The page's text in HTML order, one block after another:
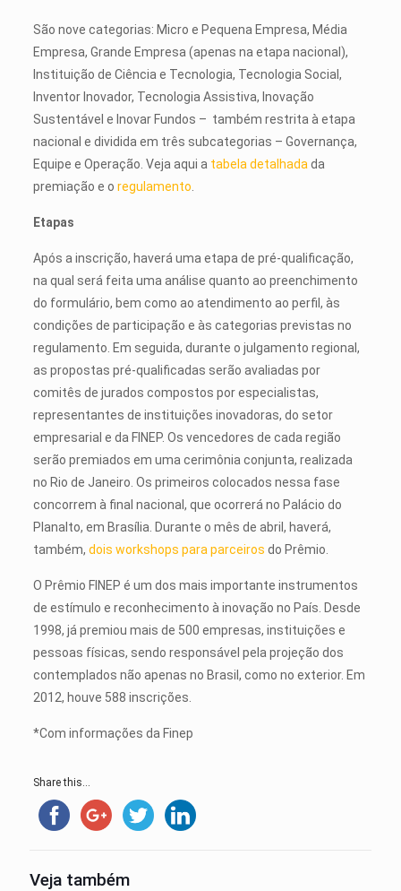
São nove categorias: Micro e Pequena Empresa, Média
Empresa, Grande Empresa (apenas na etapa nacional),
Instituição de Ciência e Tecnologia, Tecnologia Social,
Inventor Inovador, Tecnologia Assistiva, Inovação
Sustentável e Inovar Fundos – também restrita à etapa
nacional e dividida em três subcategorias – Governança,
Equipe e Operação. Veja aqui a tabela detalhada da
premiação e o regulamento
Etapas
Após a inscrição, haverá uma etapa de pré-qualificação,
na qual será feita uma análise quanto ao preenchimento
do formulário, bem como ao atendimento ao perfil, às
condições de participação e às categorias previstas no
regulamento. Em seguida, durante o julgamento regional,
as propostas pré-qualificadas serão avaliadas por
comitês de jurados compostos por especialistas,
representantes de instituições inovadoras, do setor
empresarial e da FINEP. Os vencedores de cada região
serão premiados em uma cerimônia conjunta, realizada
no Rio de Janeiro. Os primeiros colocados nessa fase
concorrem à final nacional, que ocorrerá no Palácio do
Planalto, em Brasília. Durante o mês de abril, haverá,
também, dois workshops para parceiros do Prêmio.
O Prêmio FINEP é um dos mais importante instrumentos
de estímulo e reconhecimento à inovação no País. Desde
1998, já premiou mais de 500 empresas, instituições e
pessoas físicas, sendo responsável pela projeção dos
contemplados não apenas no Brasil, como no exterior. Em
2012, houve 588 inscrições.
*Com informações da Finep
Share this...
Veja também